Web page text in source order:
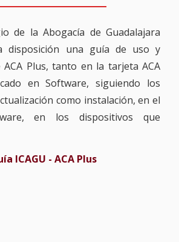
de la Abogacía de Guadalajara
disposición una guía de uso y
ACA Plus, tanto en la tarjeta ACA
en Software, siguiendo los
como instalación, en el
en los dispositivos que
ICAGU - ACA Plus